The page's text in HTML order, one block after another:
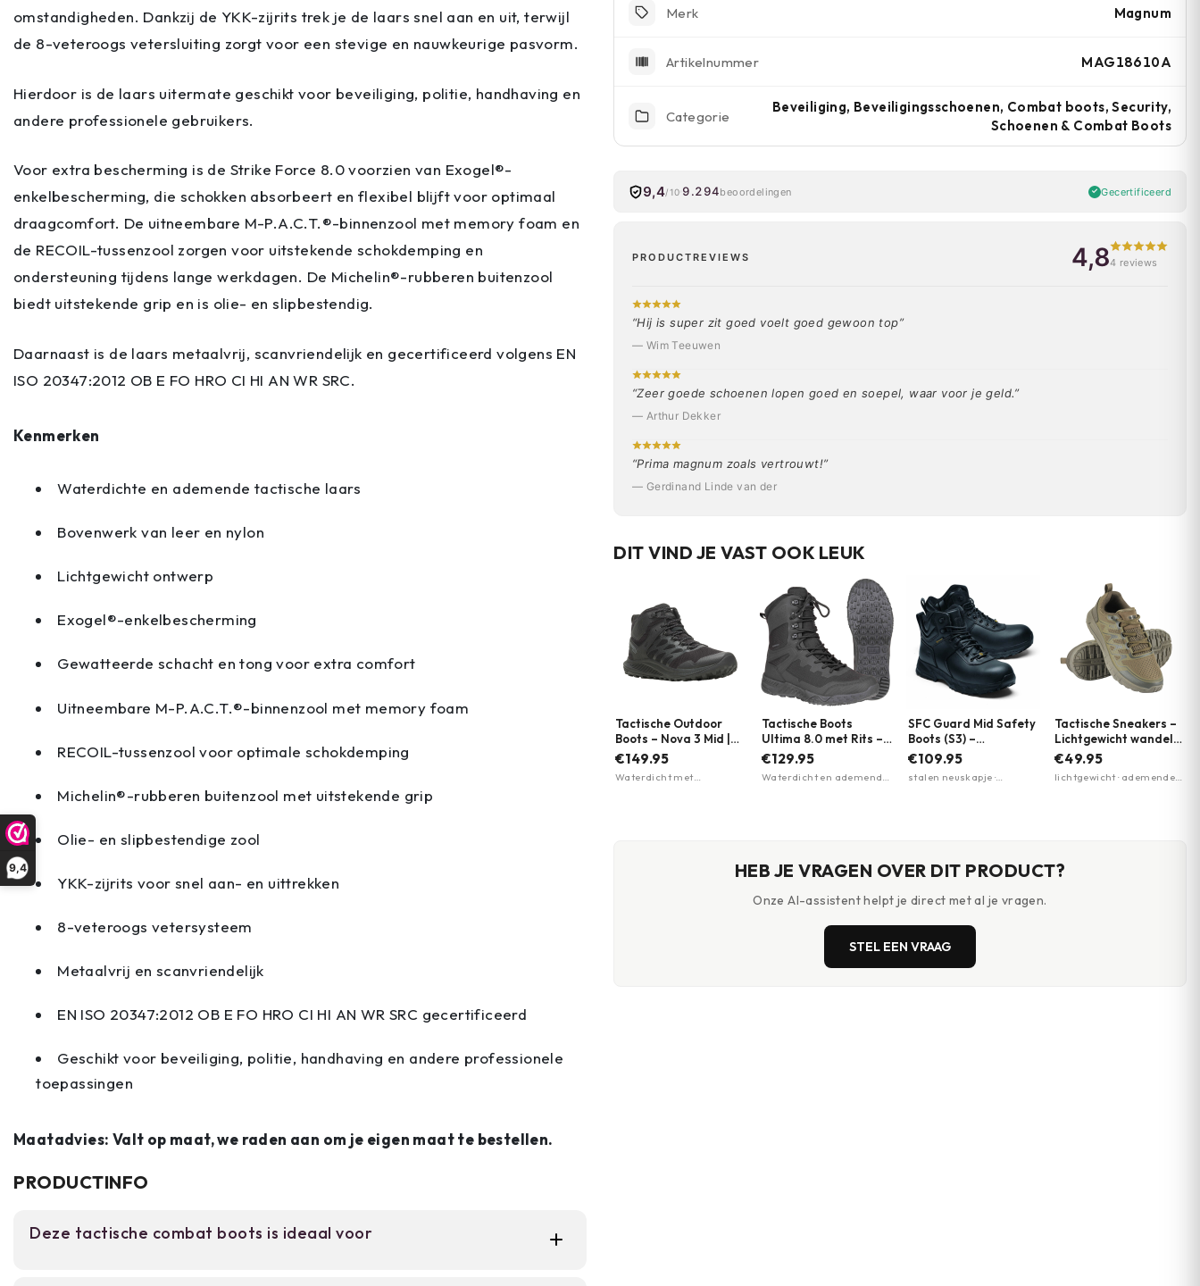
9,4
omstandigheden. Dankzij de YKK-zijrits trek je de laars snel aan en uit, terwijl
de 8-veteroogs vetersluiting zorgt voor een stevige en nauwkeurige pasvorm.
Hierdoor is de laars uitermate geschikt voor beveiliging, politie, handhaving en
andere professionele gebruikers.
Voor extra bescherming is de Strike Force 8.0 voorzien van Exogel®-
enkelbescherming, die schokken absorbeert en flexibel blijft voor optimaal
draagcomfort. De uitneembare M-P.A.C.T.®-binnenzool met memory foam en
de RECOIL-tussenzool zorgen voor uitstekende schokdemping en
ondersteuning tijdens lange werkdagen. De Michelin®-rubberen buitenzool
biedt uitstekende grip en is olie- en slipbestendig.
Daarnaast is de laars metaalvrij, scanvriendelijk en gecertificeerd volgens EN
ISO 20347:2012 OB E FO HRO CI HI AN WR SRC.
Kenmerken
Waterdichte en ademende tactische laars
Bovenwerk van leer en nylon
Lichtgewicht ontwerp
Exogel®-enkelbescherming
Gewatteerde schacht en tong voor extra comfort
Uitneembare M-P.A.C.T.®-binnenzool met memory foam
RECOIL-tussenzool voor optimale schokdemping
Michelin®-rubberen buitenzool met uitstekende grip
Olie- en slipbestendige zool
YKK-zijrits voor snel aan- en uittrekken
8-veteroogs vetersysteem
Metaalvrij en scanvriendelijk
EN ISO 20347:2012 OB E FO HRO CI HI AN WR SRC gecertificeerd
Geschikt voor beveiliging, politie, handhaving en andere professionele
toepassingen
Maatadvies: Valt op maat, we raden aan om je eigen maat te bestellen.
PRODUCTINFO
Deze tactische combat boots is ideaal voor
Merk Magnum
Artikelnummer MAG18610A
Categorie
Beveiliging, Beveiligingsschoenen, Combat boots, Security,
Schoenen & Combat Boots
9,4/10 9.294beoordelingen Gecertificeerd
PRODUCTREVIEWS 4,84 reviews
“Hij is super zit goed voelt goed gewoon top”
— Wim Teeuwen
“Zeer goede schoenen lopen goed en soepel, waar voor je geld.”
— Arthur Dekker
“Prima magnum zoals vertrouwt!”
— Gerdinand Linde van der
DIT VIND JE VAST OOK LEUK
Tactische Outdoor
Boots – Nova 3 Mid |
Merrell | Meerdere
€149.95
Waterdicht met
Tactische Boots
Ultima 8.0 met Rits –
Waterproof & Vegan |
kleuren
€129.95
Waterdicht en ademend ·
SFC Guard Mid Safety
Boots (S3) –
Werkschoenen | Shoes
€109.95
stalen neuskapje ·
Tactische Sneakers –
Lichtgewicht wandel
schoenen | EVA-zool |
kleuren
€49.95
lichtgewicht · ademende
HEB JE VRAGEN OVER DIT PRODUCT?
Onze AI-assistent helpt je direct met al je vragen.
STEL EEN VRAAG